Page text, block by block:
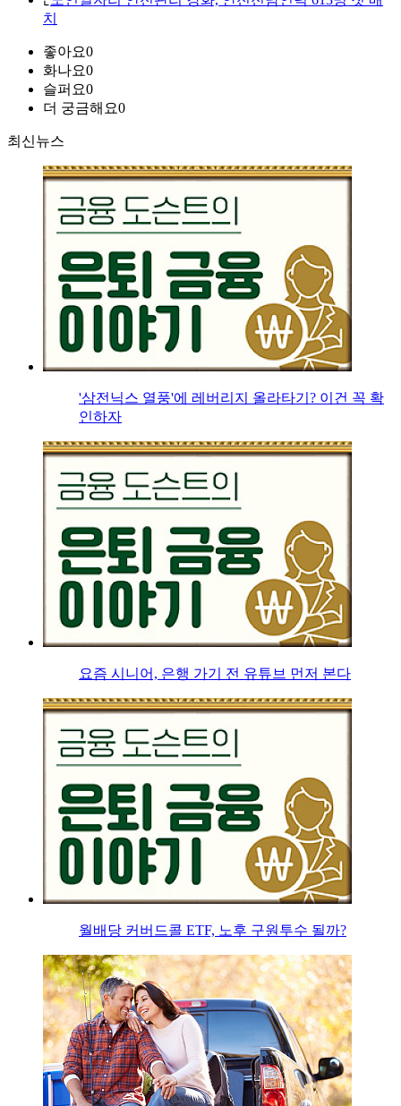
치
좋아요0
화나요0
슬퍼요0
더 궁금해요0
최신뉴스
'삼전닉스 열풍'에 레버리지 올라타기? 이건 꼭 확
인하자
요즘 시니어, 은행 가기 전 유튜브 먼저 본다
월배당 커버드콜 ETF, 노후 구원투수 될까?